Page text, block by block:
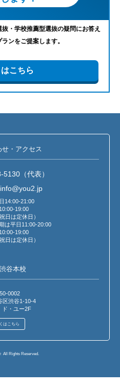
・学校推薦型選抜の疑問にお答え
ンをご提案します。
こちら
せ・アクセス
（代表）
14:00-21:00
19:00
日は定休日）
は平日11:00-20:00
19:00
日は定休日）
谷本校
0002
区渋谷1-10-4
ド・ユー2F
はこちら
All Rights Reserved.